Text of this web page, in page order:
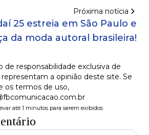
Próxima notícia
25 estreia em São Paulo e
da moda autoral brasileira!
de responsabilidade exclusiva de
a opinião deste site. Se
os termos de uso,
até 1 minutos para serem exibidos